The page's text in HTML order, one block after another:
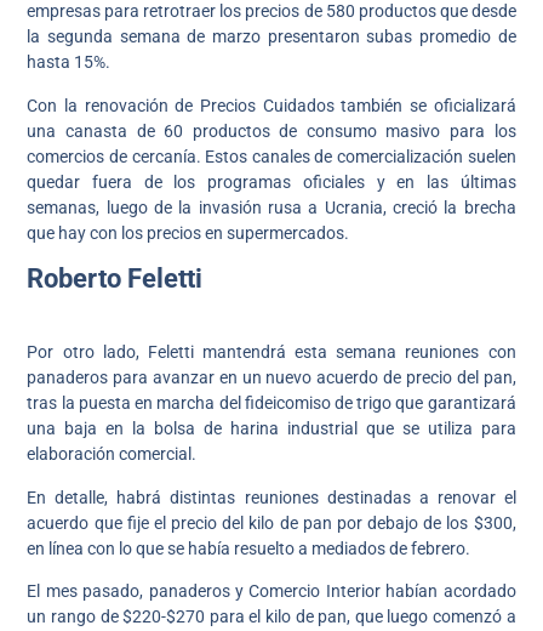
empresas para retrotraer los precios de 580 productos que desde
la segunda semana de marzo presentaron subas promedio de
hasta 15%.
Con la renovación de Precios Cuidados también se oficializará
una canasta de 60 productos de consumo masivo para los
comercios de cercanía. Estos canales de comercialización suelen
quedar fuera de los programas oficiales y en las últimas
semanas, luego de la invasión rusa a Ucrania, creció la brecha
que hay con los precios en supermercados.
Roberto Feletti
Por otro lado, Feletti mantendrá esta semana reuniones con
panaderos para avanzar en un nuevo acuerdo de precio del pan,
tras la puesta en marcha del fideicomiso de trigo que garantizará
una baja en la bolsa de harina industrial que se utiliza para
elaboración comercial.
En detalle, habrá distintas reuniones destinadas a renovar el
acuerdo que fije el precio del kilo de pan por debajo de los $300,
en línea con lo que se había resuelto a mediados de febrero.
El mes pasado, panaderos y Comercio Interior habían acordado
un rango de $220-$270 para el kilo de pan, que luego comenzó a